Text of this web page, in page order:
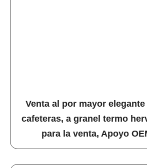
Venta al por mayor
cafeteras, a granel termo
para la venta, Apoyo